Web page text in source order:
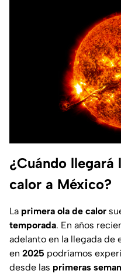
¿Cuándo
calor a México?
La primera ola de calor
temporada. En años
adelanto en la llegada de
en 2025 podríamos
desde las primeras